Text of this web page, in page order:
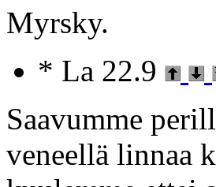
Myrsky.
* La 22.9
Saavumme
veneellä linnaa